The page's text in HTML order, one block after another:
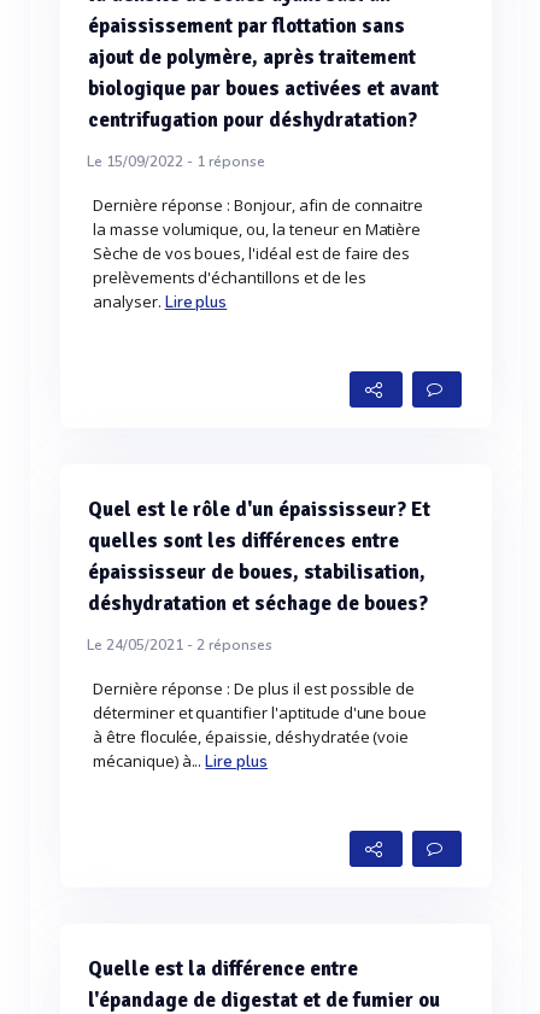
épaississement par flottation sans
ajout de polymère, après traitement
biologique par boues activées et avant
centrifugation pour déshydratation?
Le 15/09/2022 - 1réponse
Dernière réponse : Bonjour, afin de connaitre
la masse volumique, ou, la teneur en Matière
Sèche de vos boues, l'idéal est de faire des
prelèvements d'échantillons et de les
analyser. Lire plus
Quel est le rôle d'un épaississeur? Et
quelles sont les différences entre
épaississeur de boues, stabilisation,
déshydratation et séchage de boues?
Le 24/05/2021 -2réponses
Dernière réponse : De plus il est possible de
déterminer et quantifier l'aptitude d'une boue
à être floculée, épaissie, déshydratée (voie
mécanique) à...Lire plus
Quelle est la différence entre
l'épandage de digestat et de fumier ou